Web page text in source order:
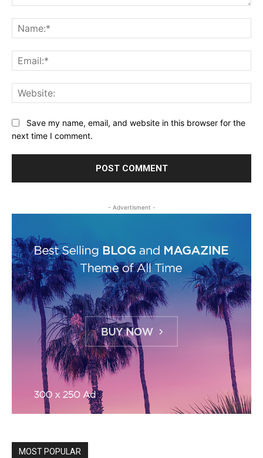
Save my name, email, and website in this browser for the
next time I comment.
- Advertisment -
MOST POPULAR